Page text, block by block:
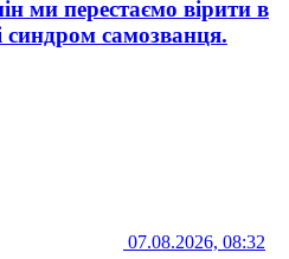
ми перестаємо вірити в
синдром самозванця.
07.08.2026, 08:32